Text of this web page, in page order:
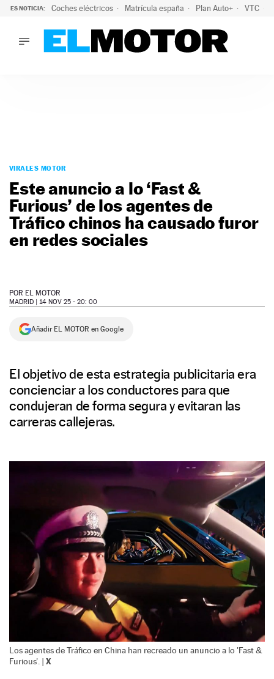
ES NOTICIA: Coches eléctricos Matrícula españa Plan Auto+ VTC
PODCAST
MOTOS
TECNOLOGÍA
SUPERCOCHES
NEWSLETTER
SÍGUENOS
VIRALES MOTOR
Este anuncio a lo ‘Fast &
Furious’ de los agentes de
Tráfico chinos ha causado furor
en redes sociales
POR EL MOTOR
MADRID | 14 NOV 25 - 20: 00
Añadir EL MOTOR en Google
El objetivo de esta estrategia publicitaria era
concienciar a los conductores para que
condujeran de forma segura y evitaran las
carreras callejeras.
Los agentes de Tráfico en China han recreado un anuncio a lo 'Fast &
Furious'. | X